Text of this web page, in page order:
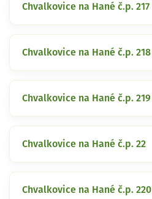
Chvalkovice na Hané č.p. 217
Chvalkovice na Hané č.p. 218
Chvalkovice na Hané č.p. 219
Chvalkovice na Hané č.p. 22
Chvalkovice na Hané č.p. 220